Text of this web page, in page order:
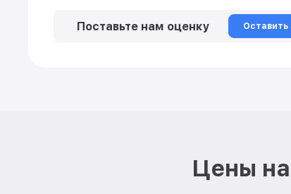
Поставьте нам оценку Оставить
Цены